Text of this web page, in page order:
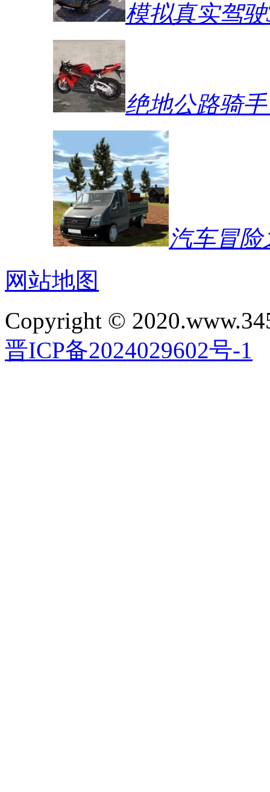
模拟真实驾
绝地公路骑手
汽车冒险
网站地图
Copyright ©
晋ICP备2024029602号-1